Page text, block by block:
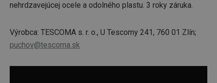
nehrdzavejúcej ocele a odolného plastu. 3 roky záruka.
Výrobca: TESCOMA s. r. o., U Tescomy 241, 760 01 Zlín;
puchov@tescoma.sk